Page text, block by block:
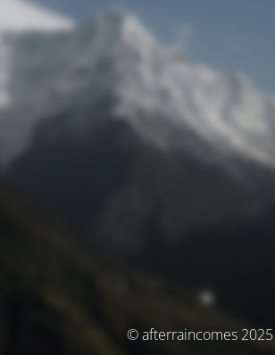
© afterraincomes 2025